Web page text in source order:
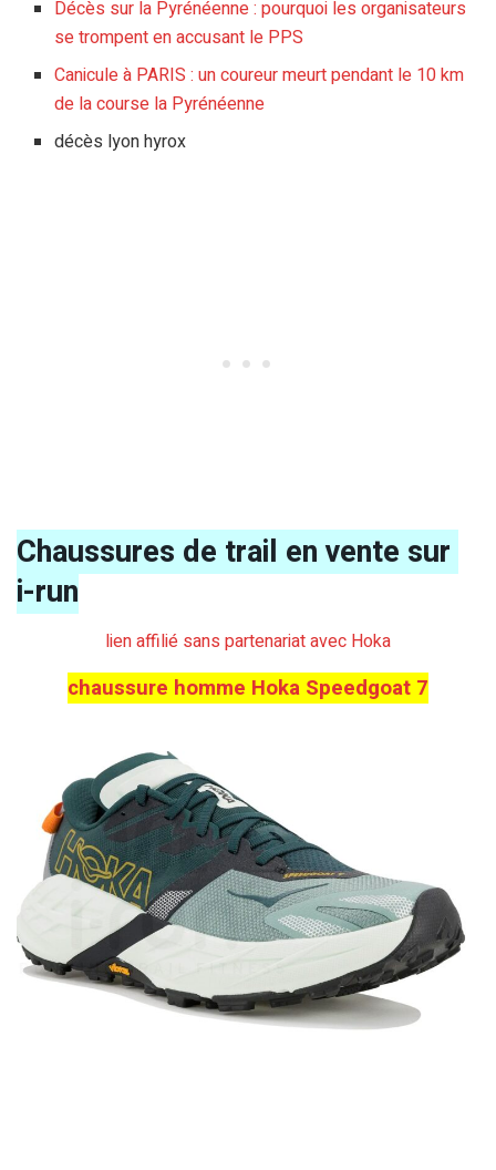
Décès sur la Pyrénéenne : pourquoi les organisateurs
se trompent en accusant le PPS
Canicule à PARIS : un coureur meurt pendant le 10 km
de la course la Pyrénéenne
décès lyon hyrox
Chaussures de trail en vente sur
i-run
lien affilié sans partenariat avec Hoka
chaussure homme Hoka Speedgoat 7